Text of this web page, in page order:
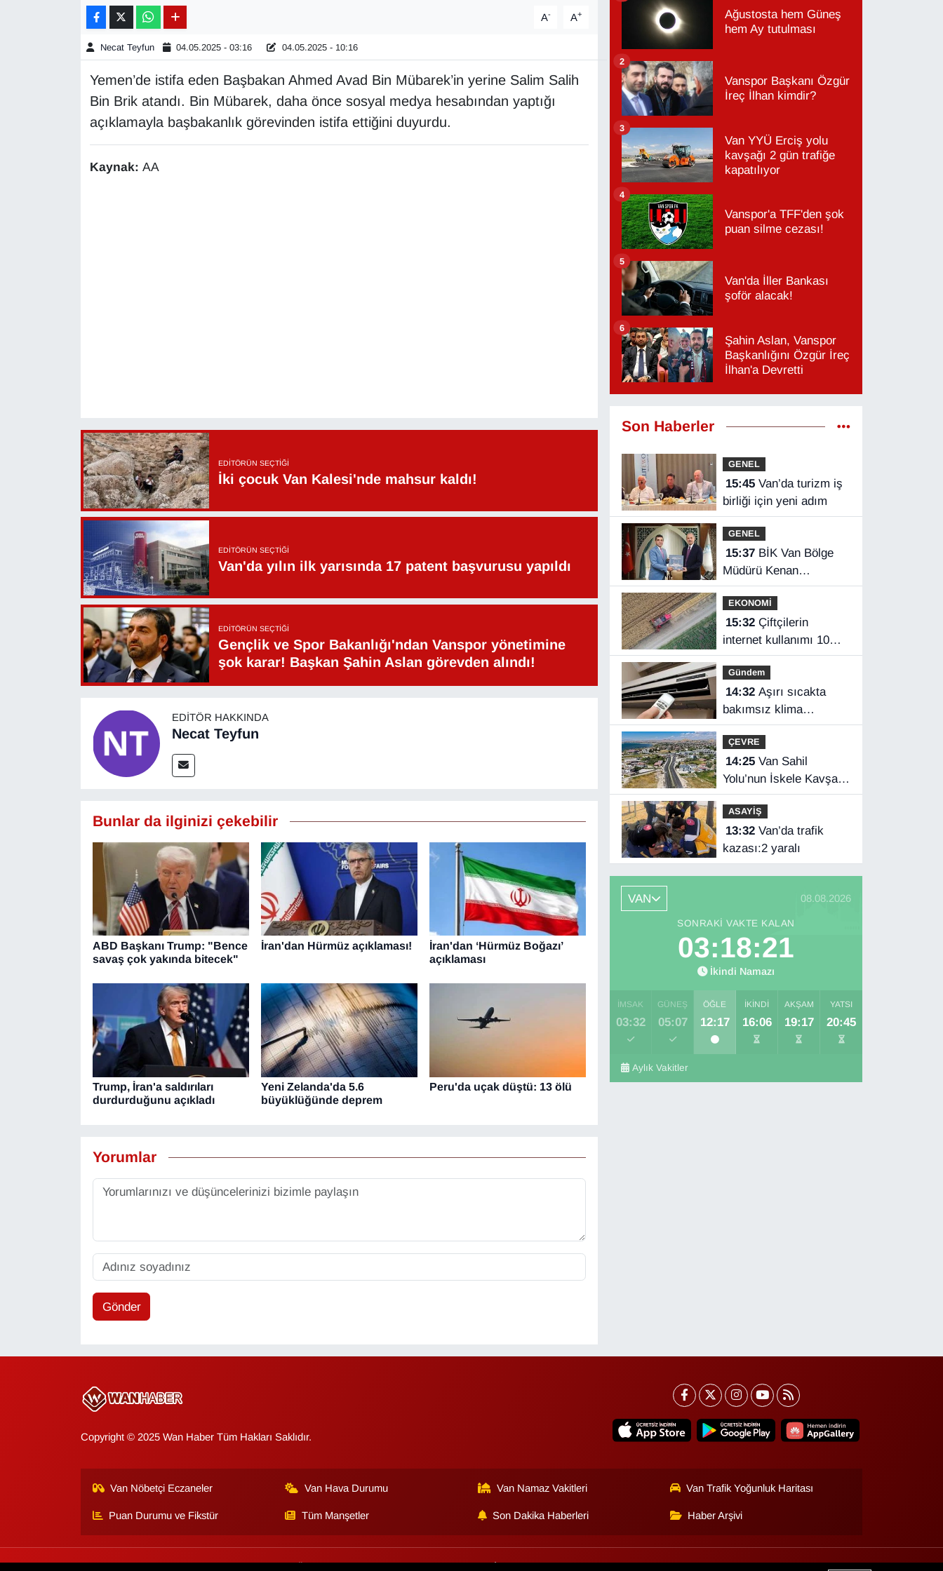
A- A+
Necat Teyfun 04.05.2025 - 03:16 04.05.2025 - 10:16
Yemen’de istifa eden Başbakan Ahmed Avad Bin Mübarek’in yerine Salim Salih
Bin Brik atandı. Bin Mübarek, daha önce sosyal medya hesabından yaptığı
açıklamayla başbakanlık görevinden istifa ettiğini duyurdu.
Kaynak: AA
EDITÖRÜN SEÇTIĞI
İki çocuk Van Kalesi'nde mahsur kaldı!
EDITÖRÜN SEÇTIĞI
Van'da yılın ilk yarısında 17 patent başvurusu yapıldı
EDITÖRÜN SEÇTIĞI
Gençlik ve Spor Bakanlığı'ndan Vanspor yönetimine
şok karar! Başkan Şahin Aslan görevden alındı!
EDITÖR HAKKINDA
Necat Teyfun
Bunlar da ilginizi çekebilir
ABD Başkanı Trump: "Bence
savaş çok yakında bitecek"
İran'dan Hürmüz açıklaması!
İran'dan ‘Hürmüz Boğazı’
açıklaması
Trump, İran'a saldırıları
durdurduğunu açıkladı
Yeni Zelanda'da 5.6
büyüklüğünde deprem
Peru'da uçak düştü: 13 ölü
Yorumlar
Gönder
Ağustosta hem Güneş
hem Ay tutulması
Vanspor Başkanı Özgür
İreç İlhan kimdir?
2
Van YYÜ Erciş yolu
kavşağı 2 gün trafiğe
kapatılıyor
3
Vanspor'a TFF'den şok
puan silme cezası!
4
Van'da İller Bankası
şoför alacak!
5
Şahin Aslan, Vanspor
Başkanlığını Özgür İreç
İlhan'a Devretti
6
Son Haberler
GENEL
15:45Van’da turizm iş
birliği için yeni adım
GENEL
15:37BİK Van Bölge
Müdürü Kenan
Tokgöz’den Hakkâri
ziyareti
EKONOMİ
15:32Çiftçilerin
internet kullanımı 10
yılda iki katını aştı
Gündem
14:32Aşırı sıcakta
bakımsız klima
yangınlara neden olabilir
ÇEVRE
14:25Van Sahil
Yolu’nun İskele Kavşağı
tamamlandı
ASAYİŞ
13:32Van’da trafik
kazası:2 yaralı
VAN 08.08.2026
SONRAKI VAKTE KALAN
03:18:20
İkindi Namazı
İMSAK
03:32
GÜNEŞ
05:07
ÖĞLE
12:17
İKINDI
16:06
AKŞAM
19:17
YATSI
20:45
Aylık Vakitler
Copyright © 2025 Wan Haber Tüm Hakları Saklıdır.
Van Nöbetçi Eczaneler Van Hava Durumu Van Namaz Vakitleri Van Trafik Yoğunluk Haritası
Puan Durumu ve Fikstür Tüm Manşetler Son Dakika Haberleri Haber Arşivi
Gündem
HABERDE İNSAN
POLİTİKA
Resmi İlanlar
SAĞLIK
Seri İlan
Sinema - TV
SİYASET
VAN'DA SPOR